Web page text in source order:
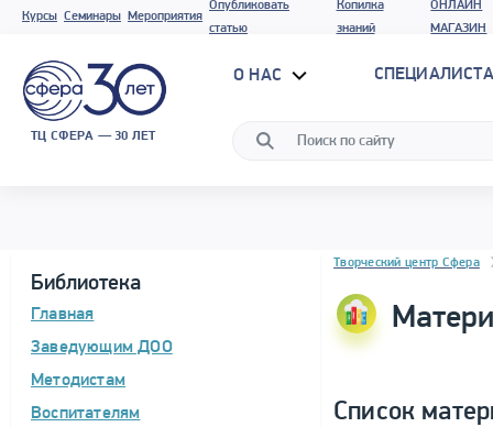
Курсы Семинары Мероприятия
Опубликовать
статью
Копилка
знаний
ОНЛАЙН
МАГАЗИН
ТЦ СФЕРА — 30 ЛЕТ
О НАС
Библиотека
Главная
Заведующим ДОО
Методистам
Воспитателям
Блок новостей
Творческий центр Сфера
Список